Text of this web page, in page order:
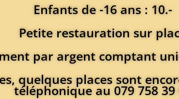
Enfants de -16 ans : 10.-
Petite restauration sur
par argent comptant
quelques places sont
téléphonique au 079 758 39